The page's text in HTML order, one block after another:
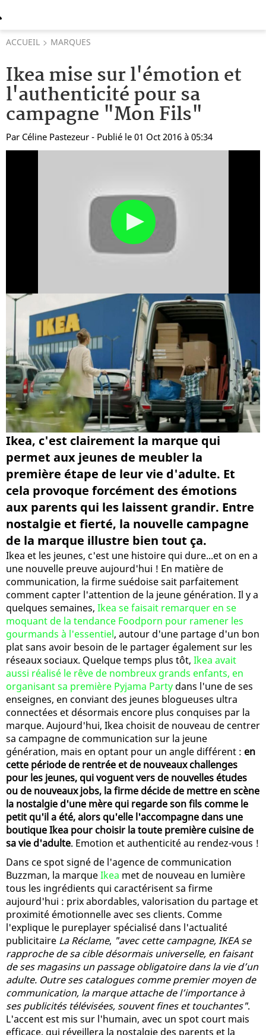
ACCUEIL MARQUES
Ikea mise sur l'émotion et
l'authenticité pour sa
campagne "Mon Fils"
Par Céline Pastezeur - Publié le 01 Oct 2016 à 05:34
Ikea, c'est clairement la marque qui
permet aux jeunes de meubler la
première étape de leur vie d'adulte. Et
cela provoque forcément des émotions
aux parents qui les laissent grandir. Entre
nostalgie et fierté, la nouvelle campagne
de la marque illustre bien tout ça.
Ikea et les jeunes, c'est une histoire qui dure...et on en a
une nouvelle preuve aujourd'hui ! En matière de
communication, la firme suédoise sait parfaitement
comment capter l'attention de la jeune génération. Il y a
quelques semaines, Ikea se faisait remarquer en se
moquant de la tendance Foodporn pour ramener les
gourmands à l'essentiel, autour d'une partage d'un bon
plat sans avoir besoin de le partager également sur les
réseaux sociaux. Quelque temps plus tôt, Ikea avait
aussi réalisé le rêve de nombreux grands enfants, en
organisant sa première Pyjama Party dans l'une de ses
enseignes, en conviant des jeunes blogueuses ultra
connectées et désormais encore plus conquises par la
marque. Aujourd'hui, Ikea choisit de nouveau de centrer
sa campagne de communication sur la jeune
génération, mais en optant pour un angle différent : en
cette période de rentrée et de nouveaux challenges
pour les jeunes, qui voguent vers de nouvelles études
ou de nouveaux jobs, la firme décide de mettre en scène
la nostalgie d'une mère qui regarde son fils comme le
petit qu'il a été, alors qu'elle l'accompagne dans une
boutique Ikea pour choisir la toute première cuisine de
sa vie d'adulte. Emotion et authenticité au rendez-vous !
Dans ce spot signé de l'agence de communication
Buzzman, la marqueIkea met de nouveau en lumière
tous les ingrédients qui caractérisent sa firme
aujourd'hui : prix abordables, valorisation du partage et
proximité émotionnelle avec ses clients. Comme
l'explique le pureplayer spécialisé dans l'actualité
publicitaire La Réclame, "avec cette campagne, IKEA se
rapproche de sa cible désormais universelle, en faisant
de ses magasins un passage obligatoire dans la vie d’un
adulte. Outre ses catalogues comme premier moyen de
communication, la marque attache de l’importance à
ses publicités télévisées, souvent fines et touchantes".
L'accent est mis sur l'humain, avec un spot court mais
efficace, qui réveillera la nostalgie des parents et la